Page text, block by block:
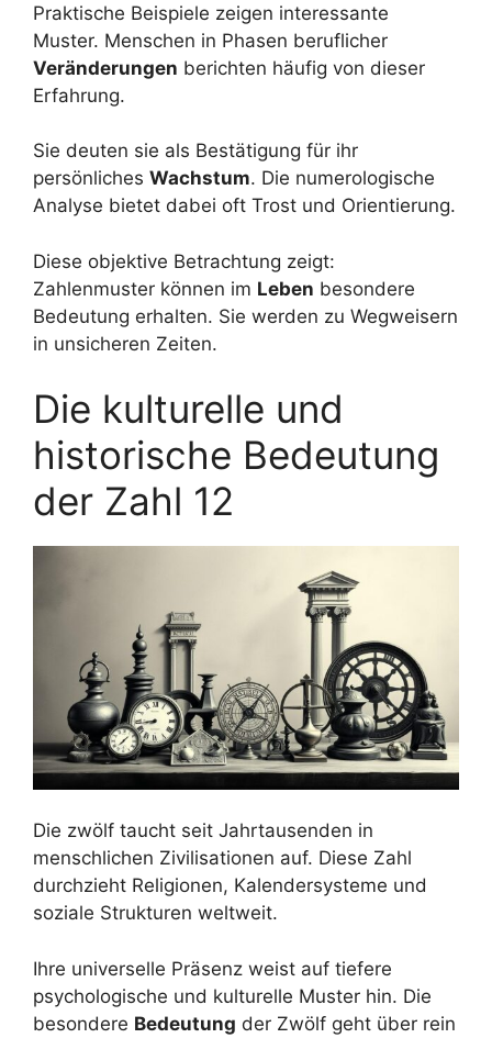
Praktische Beispiele zeigen interessante
Muster. Menschen in Phasen beruflicher
Veränderungen berichten häufig von dieser
Erfahrung.
Sie deuten sie als Bestätigung für ihr
persönliches Wachstum. Die numerologische
Analyse bietet dabei oft Trost und Orientierung.
Diese objektive Betrachtung zeigt:
Zahlenmuster können im Leben besondere
Bedeutung erhalten. Sie werden zu Wegweisern
in unsicheren Zeiten.
Die kulturelle und
historische Bedeutung
der Zahl 12
Die zwölf taucht seit Jahrtausenden in
menschlichen Zivilisationen auf. Diese Zahl
durchzieht Religionen, Kalendersysteme und
soziale Strukturen weltweit.
Ihre universelle Präsenz weist auf tiefere
psychologische und kulturelle Muster hin. Die
besondere Bedeutung der Zwölf geht über rein